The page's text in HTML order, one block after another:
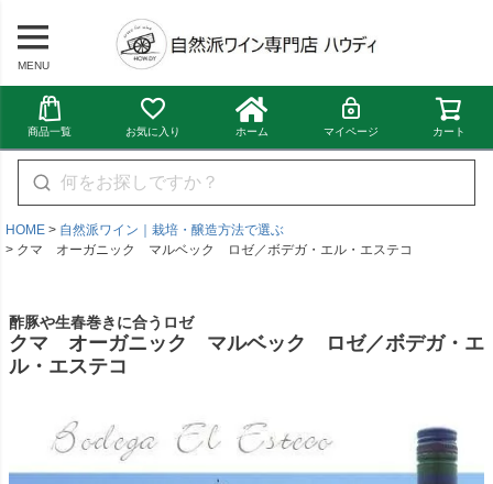
MENU
商品一覧 お気に入り ホーム マイページ カート
HOME
自然派ワイン｜栽培・醸造方法で選ぶ
クマ オーガニック マルベック ロゼ／ボデガ・エル・エステコ
酢豚や生春巻きに合うロゼ
クマ オーガニック マルベック ロゼ／ボデガ・エ
ル・エステコ